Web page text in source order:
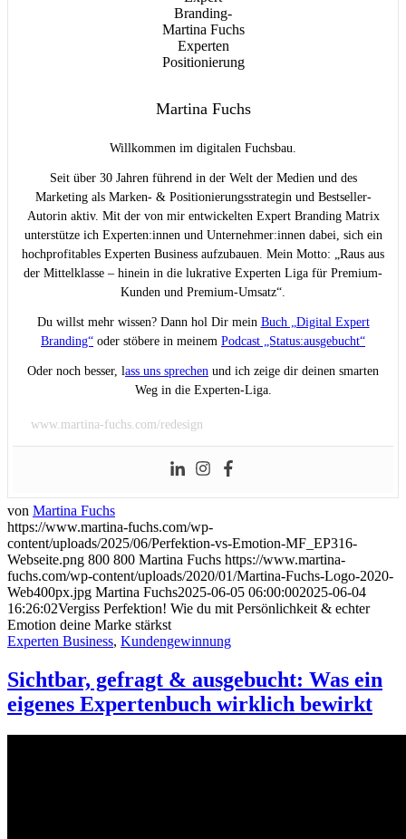
Martina Fuchs
Willkommen im digitalen Fuchsbau.
Seit über 30 Jahren führend in der Welt der Medien und des
Marketing als Marken- & Positionierungsstrategin und Bestseller-
Autorin aktiv. Mit der von mir entwickelten Expert Branding Matrix
unterstütze ich Experten:innen und Unternehmer:innen dabei, sich ein
hochprofitables Experten Business aufzubauen. Mein Motto: „Raus aus
der Mittelklasse – hinein in die lukrative Experten Liga für Premium-
Kunden und Premium-Umsatz“.
Du willst mehr wissen? Dann hol Dir mein Buch „Digital Expert
Branding“ oder stöbere in meinem Podcast „Status:ausgebucht“
Oder noch besser, lass uns sprechen und ich zeige dir deinen smarten
Weg in die Experten-Liga.
www.martina-fuchs.com/redesign
von Martina Fuchs
https://www.martina-fuchs.com/wp-
content/uploads/2025/06/Perfektion-vs-Emotion-MF_EP316-
Webseite.png 800 800 Martina Fuchs https://www.martina-
fuchs.com/wp-content/uploads/2020/01/Martina-Fuchs-Logo-2020-
Web400px.jpg Martina Fuchs2025-06-05 06:00:002025-06-04
16:26:02Vergiss Perfektion! Wie du mit Persönlichkeit & echter
Emotion deine Marke stärkst
Experten Business, Kundengewinnung
Sichtbar, gefragt & ausgebucht: Was ein
eigenes Expertenbuch wirklich bewirkt